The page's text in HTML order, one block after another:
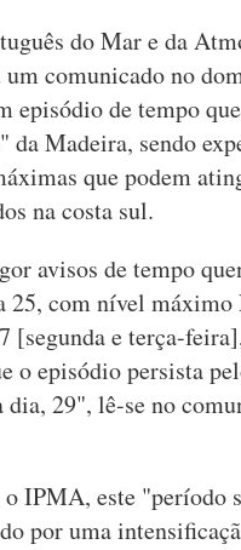
do Mar e da
comunicado no
episódio de tempo
da Madeira, sendo
que podem
na costa sul.
avisos de tempo
25, com nível máximo
[segunda e terça-
o episódio persista
29", lê-se no
IPMA, este "período
por uma